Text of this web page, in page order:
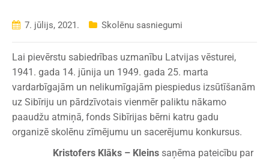
7. jūlijs, 2021. Skolēnu sasniegumi
Lai pievērstu sabiedrības uzmanību Latvijas vēsturei,
1941. gada 14. jūnija un 1949. gada 25. marta
vardarbīgajām un nelikumīgajām piespiedus izsūtīšanām
uz Sibīriju un pārdzīvotais vienmēr paliktu nākamo
paaudžu atmiņā, fonds Sibīrijas bērni katru gadu
organizē skolēnu zīmējumu un sacerējumu konkursus.
Kristofers Klāks – Kleins saņēma pateicību par